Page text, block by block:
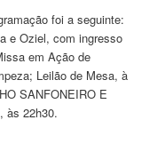
foi a seguinte:
e Oziel, com ingresso
em Ação de
Leilão de Mesa, à
SANFONEIRO E
às 22h30.